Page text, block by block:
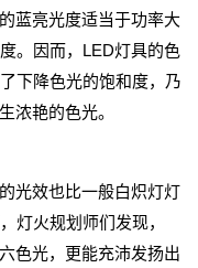
蓝亮光度适当于功率大
。因而，LED灯具的色
下降色光的饱和度，乃
浓艳的色光。
效也比一般白炽灯灯
灯火规划师们发现，
色光，更能充沛发扬出